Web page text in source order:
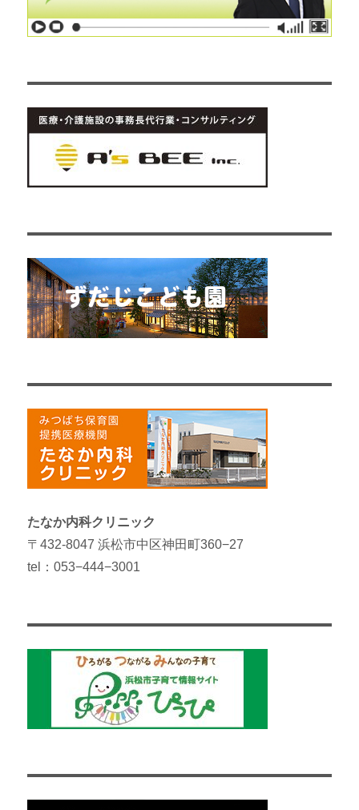
たなか内科クリニック
〒432-8047 浜松市中区神田町360−27
tel：053−444−3001